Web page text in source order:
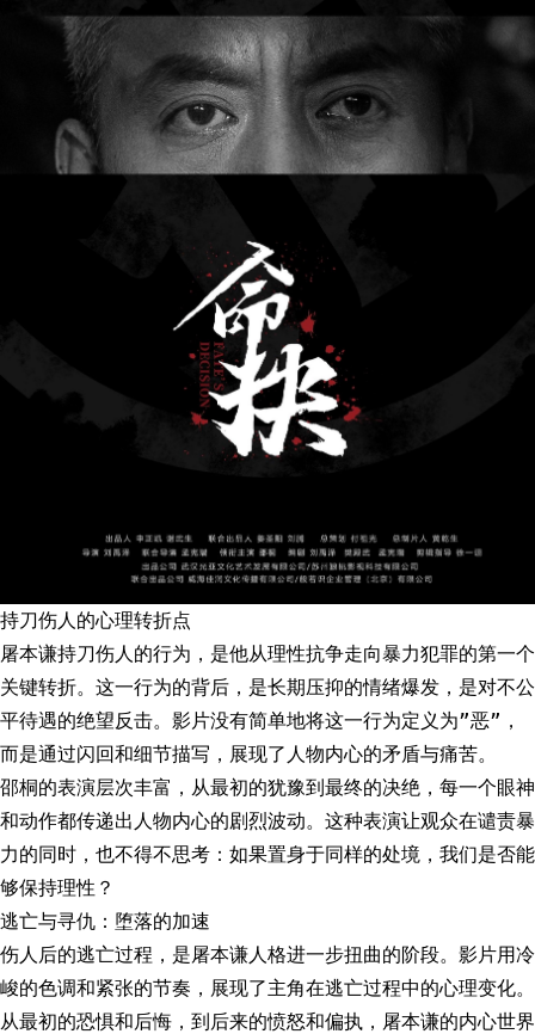
持刀伤人的心理转折点
屠本谦持刀伤人的行为，是他从理性抗争走向暴力犯罪的第一个
关键转折。这一行为的背后，是长期压抑的情绪爆发，是对不公
平待遇的绝望反击。影片没有简单地将这一行为定义为”恶”，
而是通过闪回和细节描写，展现了人物内心的矛盾与痛苦。
邵桐的表演层次丰富，从最初的犹豫到最终的决绝，每一个眼神
和动作都传递出人物内心的剧烈波动。这种表演让观众在谴责暴
力的同时，也不得不思考：如果置身于同样的处境，我们是否能
够保持理性？
逃亡与寻仇：堕落的加速
伤人后的逃亡过程，是屠本谦人格进一步扭曲的阶段。影片用冷
峻的色调和紧张的节奏，展现了主角在逃亡过程中的心理变化。
从最初的恐惧和后悔，到后来的愤怒和偏执，屠本谦的内心世界